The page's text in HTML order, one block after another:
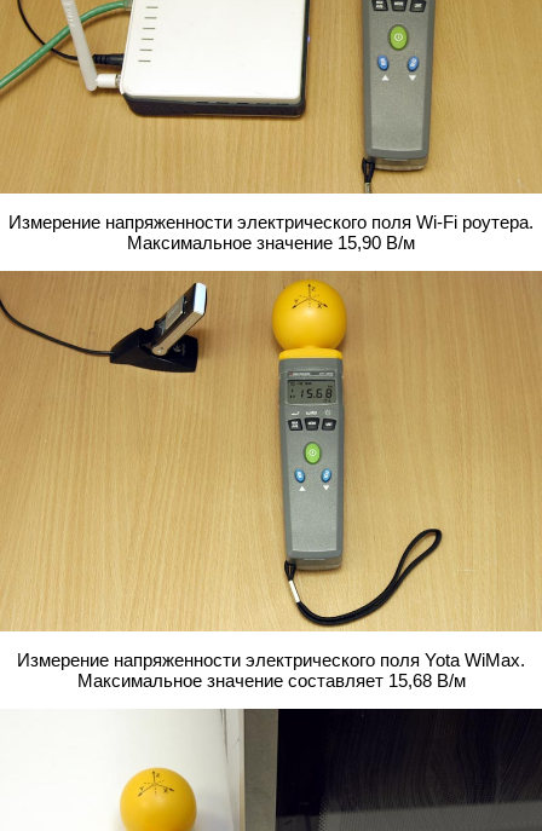
Измерение напряженности электрического поля Wi-Fi роутера.
Максимальное значение 15,90 В/м
Измерение напряженности электрического поля Yota WiMax.
Максимальное значение составляет 15,68 В/м